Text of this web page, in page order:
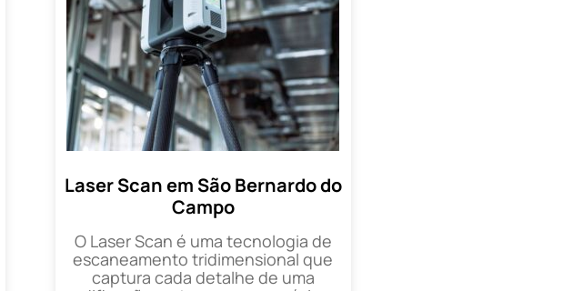
Laser Scan em São Bernardo do
Campo
O Laser Scan é uma tecnologia de
escaneamento tridimensional que
captura cada detalhe de uma